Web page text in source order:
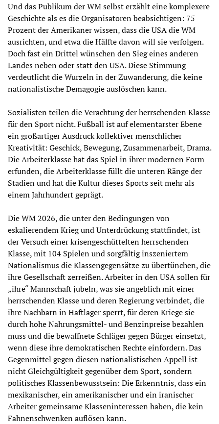
Und das Publikum der WM selbst erzählt eine komplexere
Geschichte als es die Organisatoren beabsichtigen: 75
Prozent der Amerikaner wissen, dass die USA die WM
ausrichten, und etwa die Hälfte davon will sie verfolgen.
Doch fast ein Drittel wünschen den Sieg eines anderen
Landes neben oder statt den USA. Diese Stimmung
verdeutlicht die Wurzeln in der Zuwanderung, die keine
nationalistische Demagogie auslöschen kann.
Sozialisten teilen die Verachtung der herrschenden Klasse
für den Sport nicht. Fußball ist auf elementarster Ebene
ein großartiger Ausdruck kollektiver menschlicher
Kreativität: Geschick, Bewegung, Zusammenarbeit, Drama.
Die Arbeiterklasse hat das Spiel in ihrer modernen Form
erfunden, die Arbeiterklasse füllt die unteren Ränge der
Stadien und hat die Kultur dieses Sports seit mehr als
einem Jahrhundert geprägt.
Die WM 2026, die unter den Bedingungen von
eskalierendem Krieg und Unterdrückung stattfindet, ist
der Versuch einer krisengeschüttelten herrschenden
Klasse, mit 104 Spielen und sorgfältig inszeniertem
Nationalismus die Klassengegensätze zu übertünchen, die
ihre Gesellschaft zerreißen. Arbeiter in den USA sollen für
„ihre“ Mannschaft jubeln, was sie angeblich mit einer
herrschenden Klasse und deren Regierung verbindet, die
ihre Nachbarn in Haftlager sperrt, für deren Kriege sie
durch hohe Nahrungsmittel- und Benzinpreise bezahlen
muss und die bewaffnete Schläger gegen Bürger einsetzt,
wenn diese ihre demokratischen Rechte einfordern. Das
Gegenmittel gegen diesen nationalistischen Appell ist
nicht Gleichgültigkeit gegenüber dem Sport, sondern
politisches Klassenbewusstsein: Die Erkenntnis, dass ein
mexikanischer, ein amerikanischer und ein iranischer
Arbeiter gemeinsame Klasseninteressen haben, die kein
Fahnenschwenken auflösen kann.